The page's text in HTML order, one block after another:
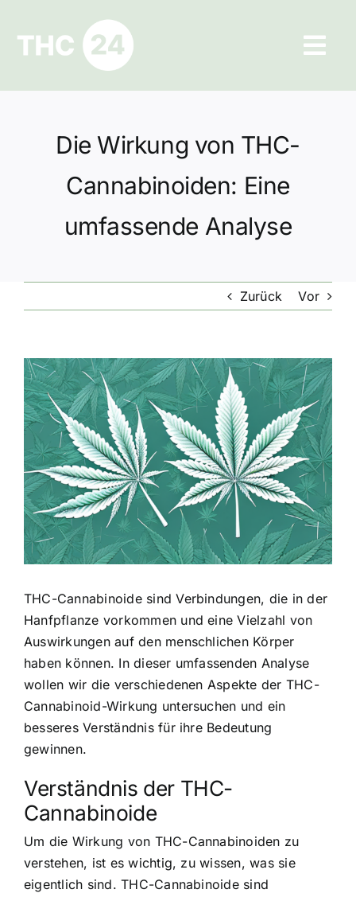
springen
Ratgeber
Hilfe und Kontakt
Datenschutz
Die Wirkung von THC-
Cannabinoiden: Eine
umfassende Analyse
Zurück Vor
Zeige
grösseres
Bild
THC-Cannabinoide sind Verbindungen, die in der
Hanfpflanze vorkommen und eine Vielzahl von
Auswirkungen auf den menschlichen Körper
haben können. In dieser umfassenden Analyse
wollen wir die verschiedenen Aspekte der THC-
Cannabinoid-Wirkung untersuchen und ein
besseres Verständnis für ihre Bedeutung
gewinnen.
Verständnis der THC-
Cannabinoide
Um die Wirkung von THC-Cannabinoiden zu
verstehen, ist es wichtig, zu wissen, was sie
eigentlich sind. THC-Cannabinoide sind